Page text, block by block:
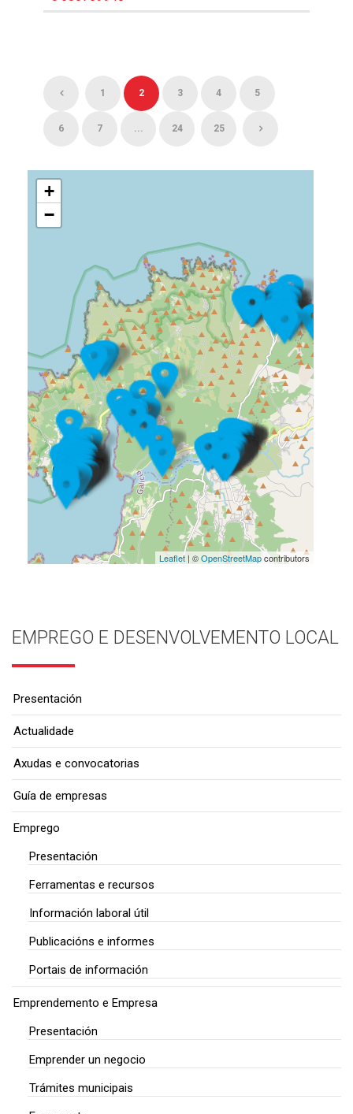
1 2 3 4 5
6 7 ... 24 25
+
−
Leaflet| ©OpenStreetMapcontributors
EMPREGO E DESENVOLVEMENTO LOCAL
Presentación
Actualidade
Axudas e convocatorias
Guía de empresas
Emprego
Presentación
Ferramentas e recursos
Información laboral útil
Publicacións e informes
Portais de información
Emprendemento e Empresa
Presentación
Emprender un negocio
Trámites municipais